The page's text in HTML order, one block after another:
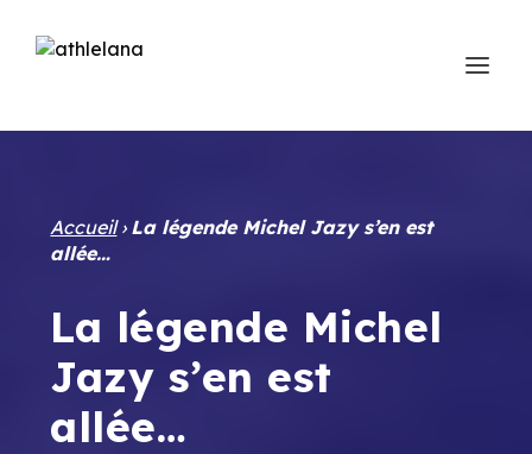
Accueil› La légende Michel Jazy s’en est
allée…
La légende Michel
Jazy s’en est
allée…